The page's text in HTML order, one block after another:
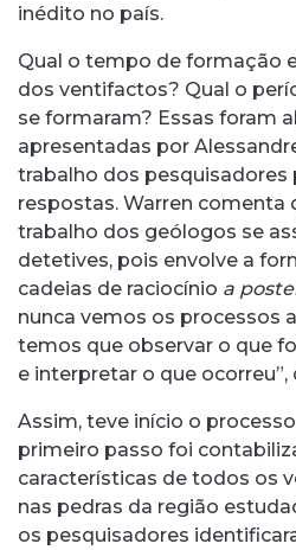
inédito no país.
Qual o tempo de formação
dos ventifactos? Qual o
se formaram? Essas foram
apresentadas por
trabalho dos pesquisadores
respostas. Warren comenta
trabalho dos geólogos se
detetives, pois envolve a
cadeias de raciocínio a
nunca vemos os processos
temos que observar o que
e interpretar o que ocorreu”,
Assim, teve início o
primeiro passo foi
características de todos os
nas pedras da região
os pesquisadores